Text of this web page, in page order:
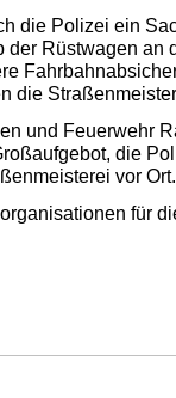
die Polizei ein
Rüstwagen an
die
und Feuerwehr
die
vor Ort.
für